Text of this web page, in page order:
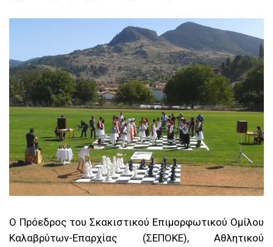
Ο Πρόεδρος του Σκακιστικού Επιμορφωτικού Ομίλου
Καλαβρύτων-Επαρχίας (ΣΕΠΟΚΕ), Αθλητικού